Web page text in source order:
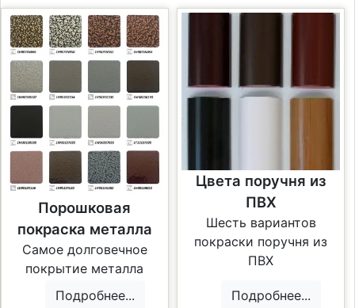
Порошковая
покраска металла
Самое долговечное
покрытие металла
Подробнее...
Цвета поручня из
ПВХ
Шесть вариантов
покраски поручня из
ПВХ
Подробнее...